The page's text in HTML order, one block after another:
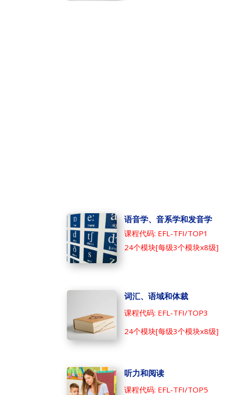
语音学、音系学和发音学
课程代码: EFL-TFI/TOP1
24个模块[每级3个模块x8级]
词汇、语域和体裁
课程代码: EFL-TFI/TOP3
24个模块[每级3个模块x8级]
听力和阅读
课程代码: EFL-TFI/TOP5